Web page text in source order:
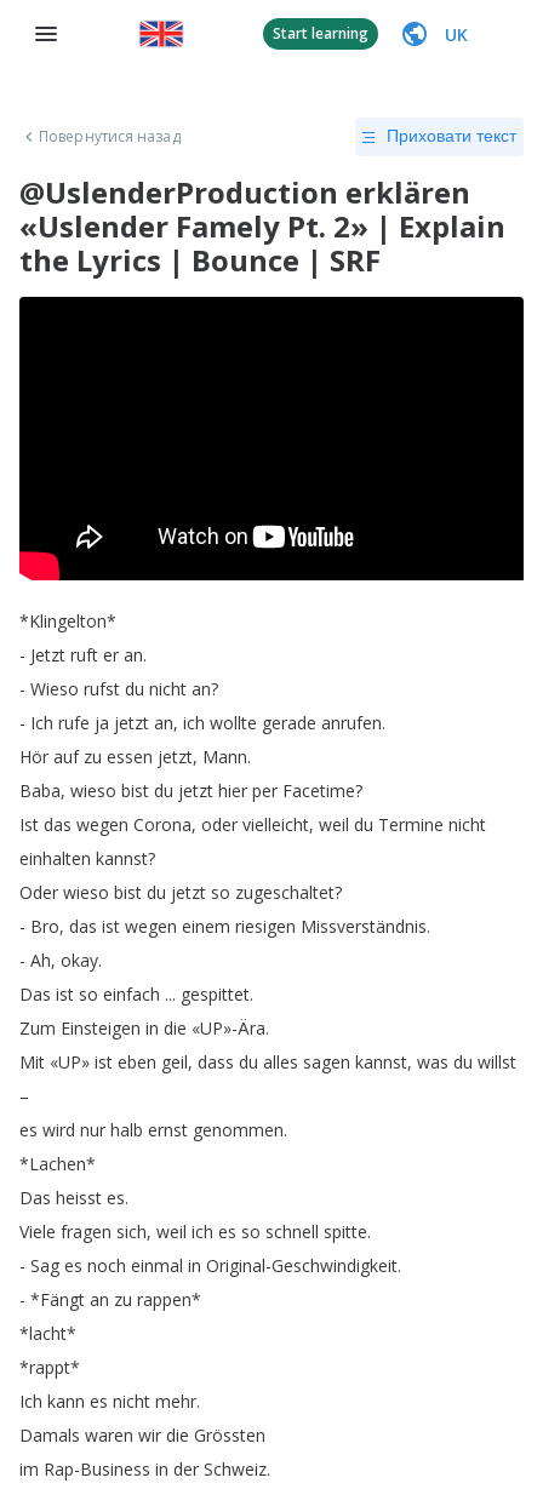
Start learning UK
Повернутися назад Приховати текст
@UslenderProduction erklären
«Uslender Famely Pt. 2» | Explain
the Lyrics | Bounce | SRF
*Klingelton*
- Jetzt ruft er an.
- Wieso rufst du nicht an?
- Ich rufe ja jetzt an, ich wollte gerade anrufen.
Hör auf zu essen jetzt, Mann.
Baba, wieso bist du jetzt hier per Facetime?
Ist das wegen Corona, oder vielleicht, weil du Termine nicht
einhalten kannst?
Oder wieso bist du jetzt so zugeschaltet?
- Bro, das ist wegen einem riesigen Missverständnis.
- Ah, okay.
Das ist so einfach ... gespittet.
Zum Einsteigen in die «UP»-Ära.
Mit «UP» ist eben geil, dass du alles sagen kannst, was du willst
–
es wird nur halb ernst genommen.
*Lachen*
Das heisst es.
Viele fragen sich, weil ich es so schnell spitte.
- Sag es noch einmal in Original-Geschwindigkeit.
- *Fängt an zu rappen*
*lacht*
*rappt*
Ich kann es nicht mehr.
Damals waren wir die Grössten
im Rap-Business in der Schweiz.